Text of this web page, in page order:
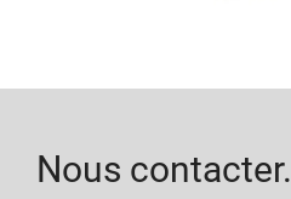
Nous contacter.